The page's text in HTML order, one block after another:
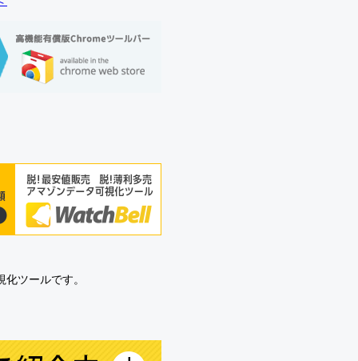
ツールです。